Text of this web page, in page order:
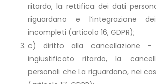
ritardo, la rettifica dei dati
riguardano e l’integrazione
incompleti (articolo 16, GDPR);
c) diritto alla cancellazione –
ingiustificato ritardo, la
personali che La riguardano, nei